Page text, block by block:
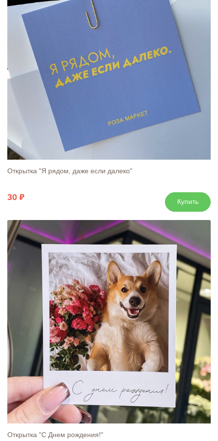
Открытка "Я рядом, даже если далеко"
30 Купить
Открытка "С Днем рождения!"